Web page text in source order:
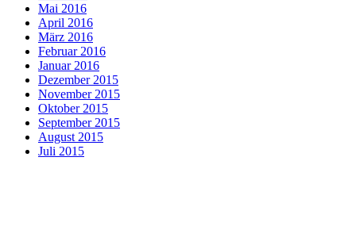
Mai 2016
April 2016
März 2016
Februar 2016
Januar 2016
Dezember 2015
November 2015
Oktober 2015
September 2015
August 2015
Juli 2015